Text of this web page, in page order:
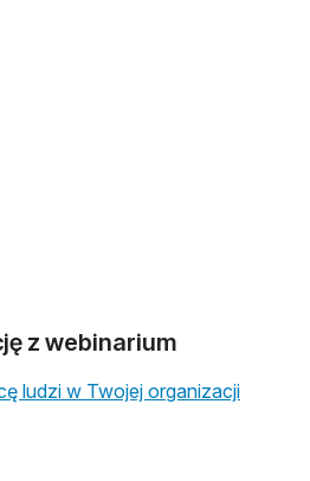
z webinarium
ludzi w Twojej organizacji